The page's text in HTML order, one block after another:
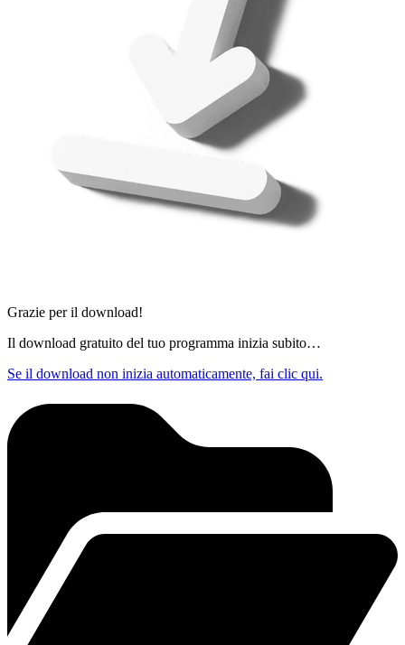
Grazie per il download!
Il download gratuito del tuo programma inizia subito…
Se il download non inizia automaticamente, fai clic qui.